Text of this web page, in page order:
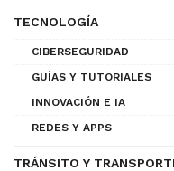
TECNOLOGÍA
CIBERSEGURIDAD
GUÍAS Y TUTORIALES
INNOVACIÓN E IA
REDES Y APPS
TRÁNSITO Y